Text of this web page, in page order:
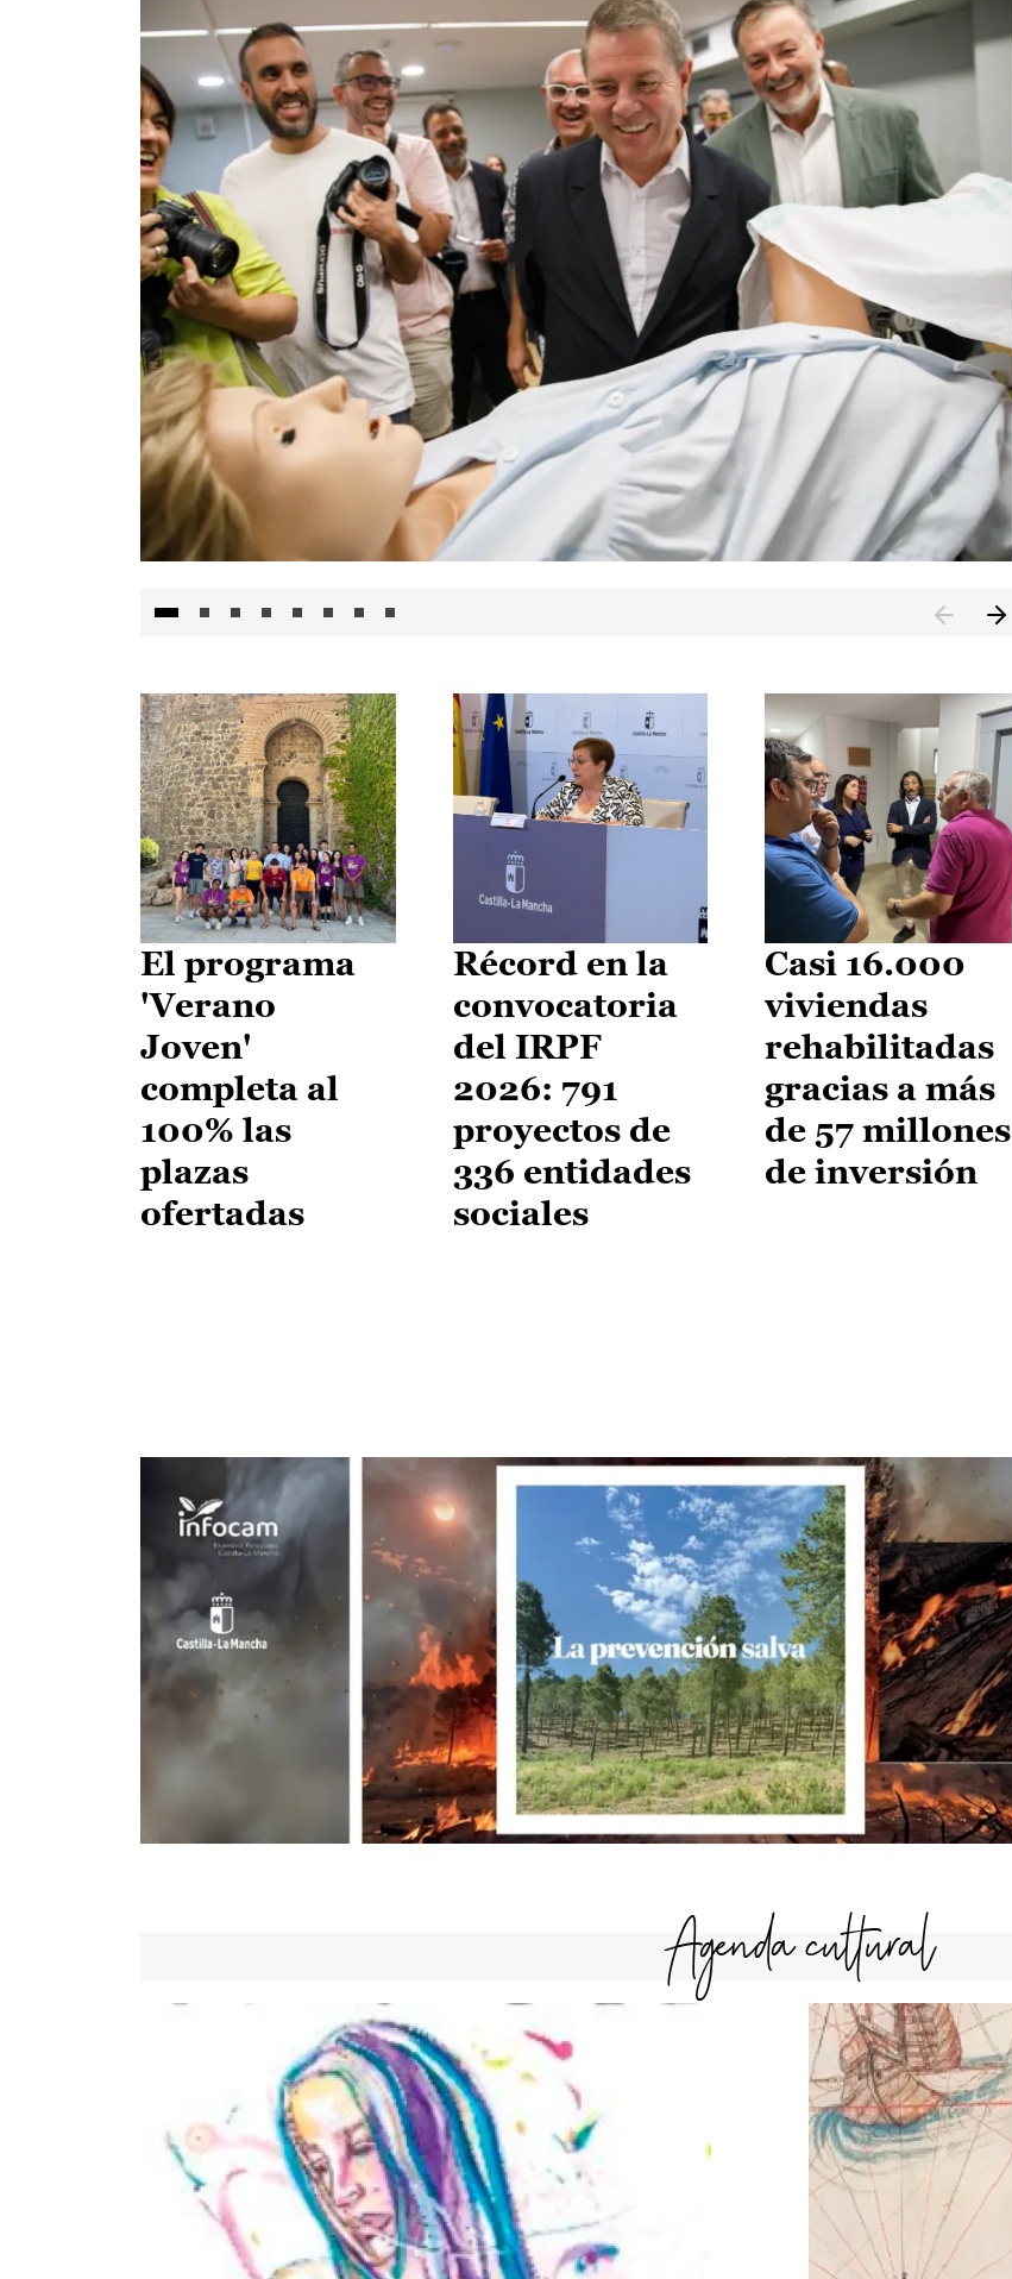
El programa
'Verano
Joven'
completa al
100% las
plazas
ofertadas
Récord en la
convocatoria
del IRPF
2026: 791
proyectos de
336 entidades
sociales
Casi 16.000
viviendas
rehabilitadas
gracias a más
de 57 millones
de inversión
Agenda cultural